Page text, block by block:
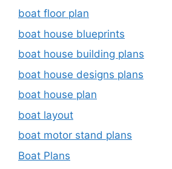
boat floor plan
boat house blueprints
boat house building plans
boat house designs plans
boat house plan
boat layout
boat motor stand plans
Boat Plans